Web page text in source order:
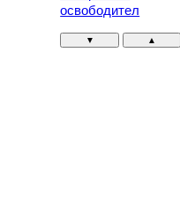
освободител
▼ ▲